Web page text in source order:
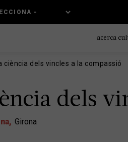
acerca
ciència dels vincles a la compassió
dels
Girona